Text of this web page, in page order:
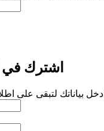
اشترك في
ادخل بياناتك لتبقى على